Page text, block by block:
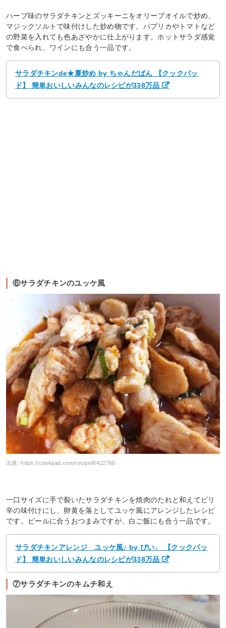
ハーブ味のサラダチキンとズッキーニをオリーブオイルで炒め、
マジックソルトで味付けした炒め物です。パプリカやトマトなど
の野菜を入れても色あざやかに仕上がります。ホットサラダ感覚
で食べられ、ワインにも合う一品です。
サラダチキンde★夏炒め by ちゃんだぱん 【クックパッ
ド】 簡単おいしいみんなのレシピが338万品
⑥サラダチキンのユッケ風
出典:https://cookpad.com/recipe/6422760
一口サイズに手で裂いたサラダチキンを焼肉のたれと和えてピリ
辛の味付けにし、卵黄を落としてユッケ風にアレンジしたレシピ
です。ビールに合うおつまみですが、白ご飯にも合う一品です。
サラダチキンアレンジ ユッケ風♪ by ぴい♩ 【クックパッ
ド】 簡単おいしいみんなのレシピが338万品
⑦サラダチキンのキムチ和え